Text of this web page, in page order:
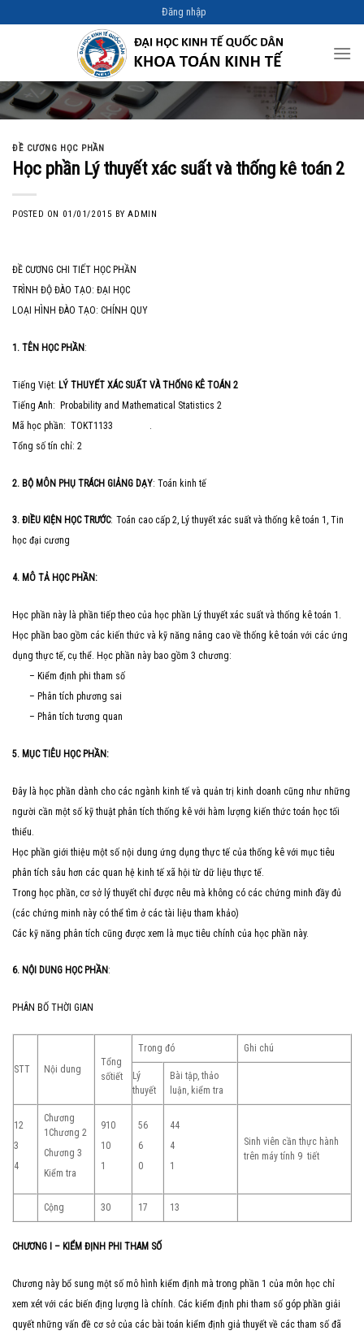
to
Đăng nhập
ĐỀ CƯƠNG HỌC PHẦN
Học phần Lý thuyết xác suất và thống kê toán 2
POSTED ON 01/01/2015 BYADMIN
ĐỀ CƯƠNG CHI TIẾT HỌC PHẦN
TRÌNH ĐỘ ĐÀO TẠO: ĐẠI HỌC
LOẠI HÌNH ĐÀO TẠO: CHÍNH QUY
1. TÊN HỌC PHẦN :
Tiếng Việt: LÝ THUYẾT XÁC SUẤT VÀ THỐNG KÊ TOÁN 2
Tiếng Anh: Probability and Mathematical Statistics 2
Mã học phần: TOKT1133 .
Tổng số tín chỉ: 2
2. BỘ MÔN PHỤ TRÁCH GIẢNG DẠY: Toán kinh tế
3. ĐIỀU KIỆN HỌC TRƯỚC: Toán cao cấp 2, Lý thuyết xác suất và thống kê toán 1, Tin
học đại cương
4. MÔ TẢ HỌC PHẦN:
Học phần này là phần tiếp theo của học phần Lý thuyết xác suất và thống kê toán 1.
Học phần bao gồm các kiến thức và kỹ năng nâng cao về thống kê toán với các ứng
dụng thực tế, cụ thể. Học phần này bao gồm 3 chương:
– Kiểm định phi tham số
– Phân tích phương sai
– Phân tích tương quan
5. MỤC TIÊU HỌC PHẦN:
Đây là học phần dành cho các ngành kinh tế và quản trị kinh doanh cũng như những
người cần một số kỹ thuật phân tích thống kê với hàm lượng kiến thức toán học tối
thiểu.
Học phần giới thiệu một số nội dung ứng dụng thực tế của thống kê với mục tiêu
phân tích sâu hơn các quan hệ kinh tế xã hội từ dữ liệu thực tế.
Trong học phần, cơ sở lý thuyết chỉ được nêu mà không có các chứng minh đầy đủ
(các chứng minh này có thể tìm ở các tài liệu tham khảo)
Các kỹ năng phân tích cũng được xem là mục tiêu chính của học phần này.
6. NỘI DUNG HỌC PHẦN :
PHÂN BỐ THỜI GIAN
STT Nội dung
Tổng
sốtiết
Trong đó Ghi chú
Lý
thuyết
Bài tập, thảo
luận, kiểm tra
1 2
3
4
Chương
1 Chương 2
Chương 3
Kiểm tra
910
10
1
56
6
0
44
4
1
Sinh viên cần thực hành
trên máy tính 9 tiết
Cộng 30 17 13
CHƯƠNG I – KIỂM ĐỊNH PHI THAM SỐ
Chương này bổ sung một số mô hình kiểm định mà trong phần 1 của môn học chỉ
xem xét với các biến địng lượng là chính. Các kiểm định phi tham số góp phần giải
quyết những vấn đề cơ sở của các bài toán kiểm định giả thuyết về các tham số đã